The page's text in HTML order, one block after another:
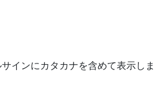
サインにカタカナを含めて表示しま